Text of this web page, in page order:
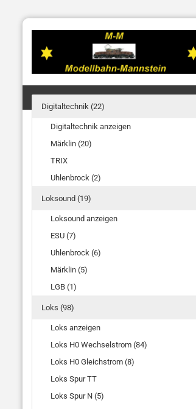
BELEUCHTUNG/SIGNALE/OBERLEITUNG (4)
Digitaltechnik (22)
Digitaltechnik anzeigen
Märklin (20)
TRIX
Uhlenbrock (2)
Loksound (19)
Loksound anzeigen
ESU (7)
Uhlenbrock (6)
Märklin (5)
LGB (1)
Loks (98)
Loks anzeigen
Loks H0 Wechselstrom (84)
Loks H0 Gleichstrom (8)
Loks Spur TT
Loks Spur N (5)